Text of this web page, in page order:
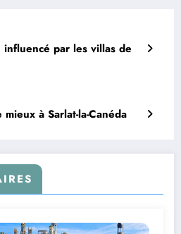
par les villas de
à Sarlat-la-Canéda